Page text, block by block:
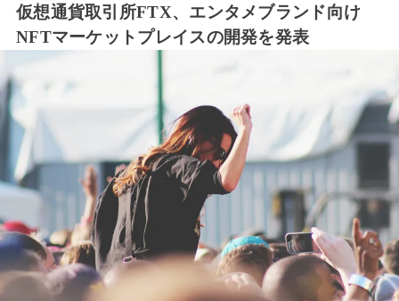
仮想通貨取引所FTX、エンタメブランド向け
NFTマーケットプレイスの開発を発表